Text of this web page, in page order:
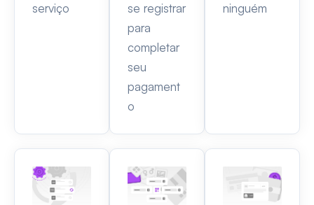
serviço
se registrar
para
completar
seu
pagament
o
ninguém